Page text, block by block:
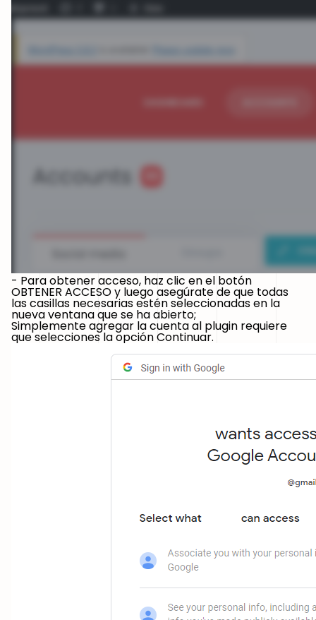
- Para obtener acceso, haz clic en el botón
OBTENER ACCESO y luego asegúrate de que todas
las casillas necesarias estén seleccionadas en la
nueva ventana que se ha abierto;
Simplemente agregar la cuenta al plugin requiere
que selecciones la opción Continuar.